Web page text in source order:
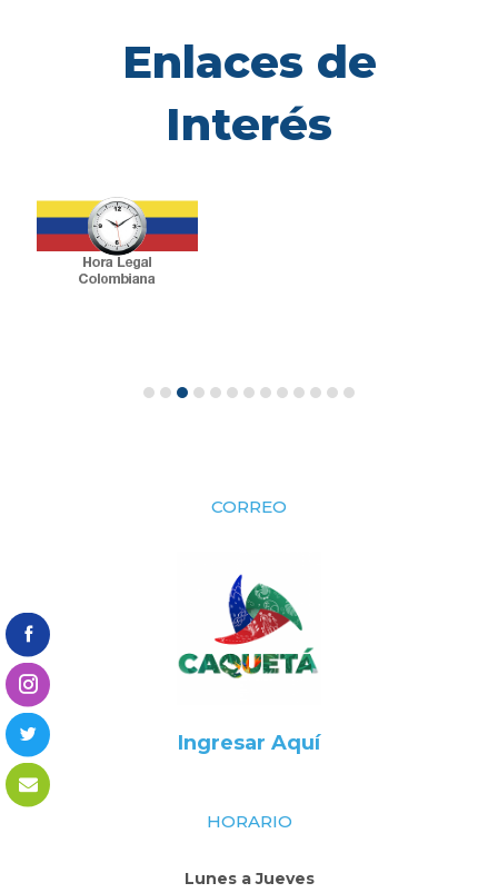
Enlaces de
Interés
CORREO
Ingresar Aquí
HORARIO
Lunes a Jueves